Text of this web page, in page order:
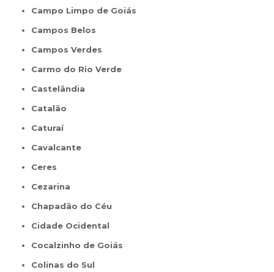
Campo Limpo de Goiás
Campos Belos
Campos Verdes
Carmo do Rio Verde
Castelândia
Catalão
Caturaí
Cavalcante
Ceres
Cezarina
Chapadão do Céu
Cidade Ocidental
Cocalzinho de Goiás
Colinas do Sul